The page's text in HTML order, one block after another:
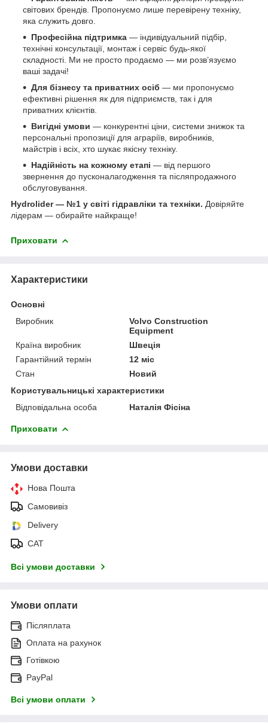
світових брендів. Пропонуємо лише перевірену техніку,
яка служить довго.
Професійна підтримка — індивідуальний підбір,
технічні консультації, монтаж і сервіс будь-якої
складності. Ми не просто продаємо — ми розв’язуємо
ваші задачі!
Для бізнесу та приватних осіб — ми пропонуємо
ефективні рішення як для підприємств, так і для
приватних клієнтів.
Вигідні умови — конкурентні ціни, системи знижок та
персональні пропозиції для аграріїв, виробників,
майстрів і всіх, хто шукає якісну техніку.
Надійність на кожному етапі — від першого
звернення до пусконалагодження та післяпродажного
обслуговування.
Hydrolider — №1 у світі гідравліки та техніки. Довіряйте
лідерам — обирайте найкраще!
Приховати
Характеристики
Основні
Виробник
Volvo Construction
Equipment
Країна виробник
Швеція
Гарантійний термін
12 міс
Стан
Новий
Користувальницькі характеристики
Відповідальна особа
Наталія Фісіна
Приховати
Умови доставки
Нова Пошта
Самовивіз
Delivery
САТ
Всі умови доставки
Умови оплати
Післяплата
Оплата на рахунок
Готівкою
PayPal
Всі умови оплати